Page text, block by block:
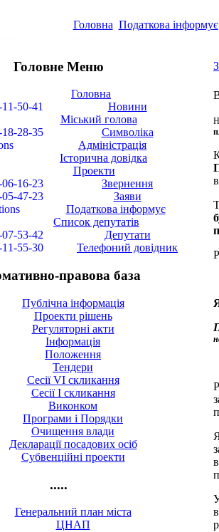
Головна Податкова інформує
Головне Меню
Головна
Новини
Міський голова
Символіка
Адміністрація
Історична довідка
Проекти
Звернення
Заяви
Податкова інформує
Список депутатів
Депутати
Телефоний довідник
правова база
Публічна інформація
Проекти рішень
Регуляторні акти
Інформація
Положення
Тендери
Сесії VI скликання
Сесії I скликання
Виконком
Програми і Порядки
Очищення влади
Декларації посадових осіб
Субвенційні проекти
.....
Генеральний план міста
ЦНАП